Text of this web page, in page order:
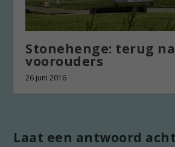
Stonehenge: terug
voorouders
26 juni 2016
Laat een antwoord